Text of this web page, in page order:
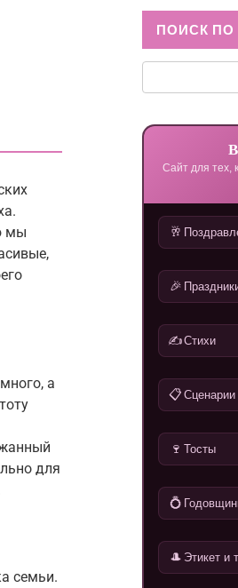
мы
а
для
семьи.
ПОИСК ПО
Сайт для тех,
🥂
🎉
✍️Стихи
📋 Сценарии
🍷 Тосты
💍
🎩 Этикет и